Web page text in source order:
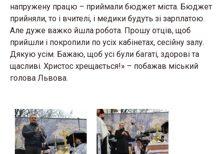
напружену працю – приймали бюджет міста. Бюджет
прийняли, то і вчителі, і медики будуть зі зарплатою.
Але дуже важко йшла робота. Прошу отців, щоб
прийшли і покропили по усіх кабінетах, сесійну залу.
Дякую усім. Бажаю, щоб усі були багаті, здорові та
щасливі. Христос хрещається!» – побажав міський
голова Львова.